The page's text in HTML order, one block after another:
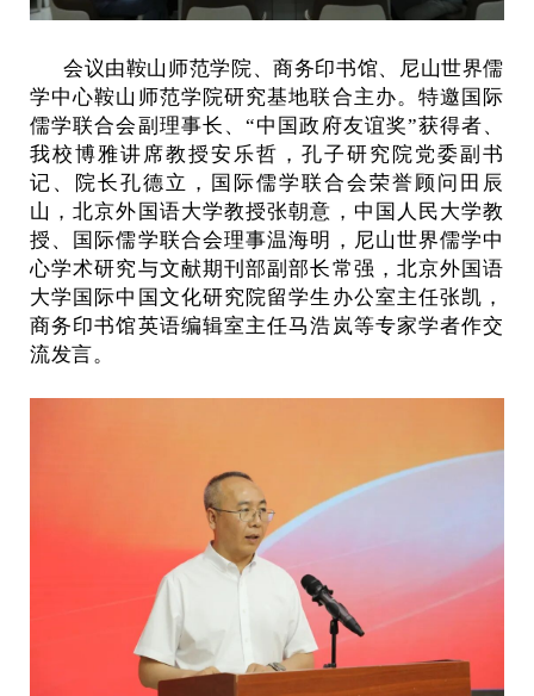
会议由鞍山师范学院、商务印书馆、尼山世界儒
学中心鞍山师范学院研究基地联合主办。特邀国际
儒学联合会副理事长、“中国政府友谊奖”获得者、
我校博雅讲席教授安乐哲，孔子研究院党委副书
记、院长孔德立，国际儒学联合会荣誉顾问田辰
山，北京外国语大学教授张朝意，中国人民大学教
授、国际儒学联合会理事温海明，尼山世界儒学中
心学术研究与文献期刊部副部长常强，北京外国语
大学国际中国文化研究院留学生办公室主任张凯，
商务印书馆英语编辑室主任马浩岚等专家学者作交
流发言。